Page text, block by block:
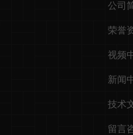
公司
荣誉
视频
新闻
技术
留言